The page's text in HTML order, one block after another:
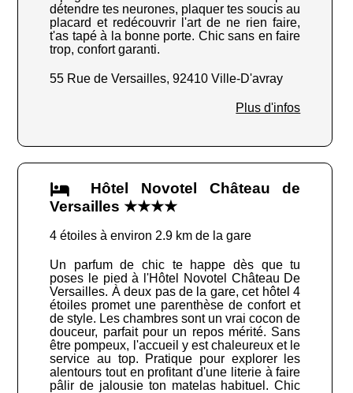
détendre tes neurones, plaquer tes soucis au
placard et redécouvrir l'art de ne rien faire,
t'as tapé à la bonne porte. Chic sans en faire
trop, confort garanti.
55 Rue de Versailles, 92410 Ville-D'avray
Plus d'infos
Hôtel Novotel Château de
Versailles ★★★★
4 étoiles à environ 2.9 km de la gare
Un parfum de chic te happe dès que tu
poses le pied à l'Hôtel Novotel Château De
Versailles. À deux pas de la gare, cet hôtel 4
étoiles promet une parenthèse de confort et
de style. Les chambres sont un vrai cocon de
douceur, parfait pour un repos mérité. Sans
être pompeux, l'accueil y est chaleureux et le
service au top. Pratique pour explorer les
alentours tout en profitant d'une literie à faire
pâlir de jalousie ton matelas habituel. Chic